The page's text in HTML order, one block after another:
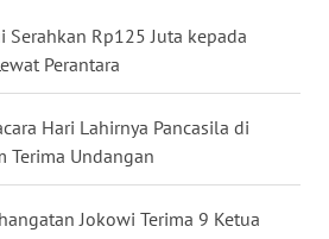
Serahkan Rp125 Juta kepada
Perantara
Hari Lahirnya Pancasila di
Terima Undangan
Jokowi Terima 9 Ketua